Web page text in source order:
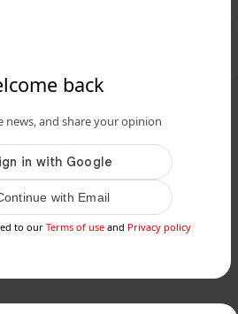
back
news, and share your opinion
with Email
to our Terms of use and Privacy policy